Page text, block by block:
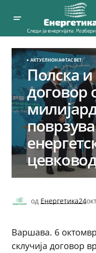
АКТУЕЛНОНАФТАСВЕТ
Полска
договор
од Енергетика24
Варшава. 6
склучија договор